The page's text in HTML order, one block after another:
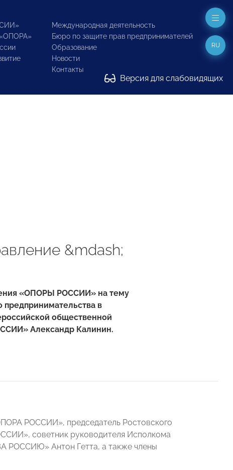
Международная деятельность
Бюро по защите прав предпринимателей
Образование
Новости
Контакты
Версия для слабовидящих
RU
&mdash;
«ОПОРЫ РОССИИ» на тему
в
общественной
Александр Калинин.
РОССИИ», председатель Ростовского
советник руководителя Исполкома
Антон Гетта, а также члены